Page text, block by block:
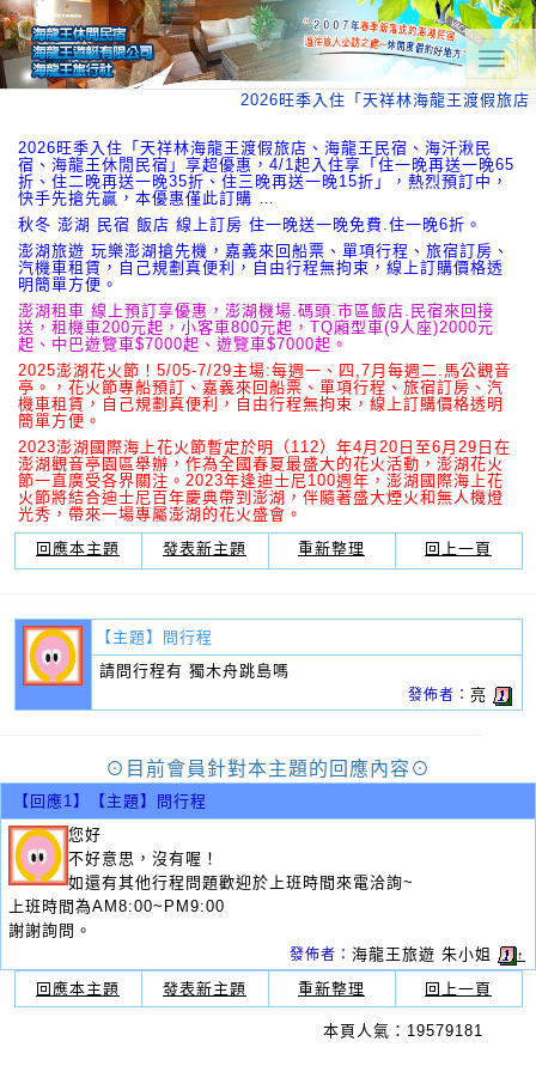
T
o
g
e
n
i
g
t
i
o
n
2026旺季入住「天祥林海龍王渡假旅
2026旺季入住「天祥林海龍王渡假旅店、海龍王民宿、海汘湫民
宿、海龍王休閒民宿」享超優惠，4/1起入住享「住一晚再送一晚65
折、住二晚再送一晚35折、住三晚再送一晚15折」，熱烈預訂中，
快手先搶先贏，本優惠僅此訂購 …
秋冬 澎湖 民宿 飯店 線上訂房 住一晚送一晚免費.住一晚6折。
澎湖旅遊 玩樂澎湖搶先機，嘉義來回船票、單項行程、旅宿訂房、
汽機車租賃，自己規劃真便利，自由行程無拘束，線上訂購價格透
明簡單方便。
澎湖租車 線上預訂享優惠，澎湖機場.碼頭.市區飯店.民宿來回接
送，租機車200元起，小客車800元起，TQ廂型車(9人座)2000元
起、中巴遊覽車$7000起、遊覽車$7000起。
2025澎湖花火節！5/05-7/29主場:每週一、四,7月每週二.馬公觀音
亭。，花火節專船預訂、嘉義來回船票、單項行程、旅宿訂房、汽
機車租賃，自己規劃真便利，自由行程無拘束，線上訂購價格透明
簡單方便。
2023澎湖國際海上花火節暫定於明（112）年4月20日至6月29日在
澎湖觀音亭園區舉辦，作為全國春夏最盛大的花火活動，澎湖花火
節一直廣受各界關注。2023年逢迪士尼100週年，澎湖國際海上花
火節將結合迪士尼百年慶典帶到澎湖，伴隨著盛大煙火和無人機燈
光秀，帶來一場專屬澎湖的花火盛會。
回應本主題
發表新主題 重新整理 回上一頁
【主題】
問行程
請問行程有 獨木舟跳島嗎
發佈者： 亮
⊙目前會員針對本主題的回應內容⊙
【回應1】
【主題】問行程
您好
不好意思，沒有喔！
如還有其他行程問題歡迎於上班時間來電洽詢~
上班時間為AM8:00~PM9:00
謝謝詢問。
發佈者： 海龍王旅遊 朱小姐 ↑
回應本主題 發表新主題 重新整理 回上一頁
本頁人氣：19579181